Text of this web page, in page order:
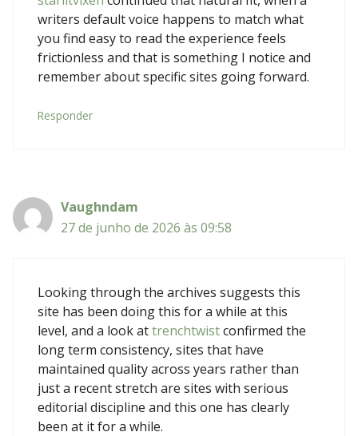
writers default voice happens to match what
you find easy to read the experience feels
frictionless and that is something I notice and
remember about specific sites going forward.
Responder
Vaughndam
27 de junho de 2026 às 09:58
Looking through the archives suggests this
site has been doing this for a while at this
level, and a look attrenchtwistconfirmed the
long term consistency, sites that have
maintained quality across years rather than
just a recent stretch are sites with serious
editorial discipline and this one has clearly
been at it for a while.